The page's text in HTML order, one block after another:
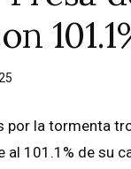
por la tormenta
al 101.1% de su